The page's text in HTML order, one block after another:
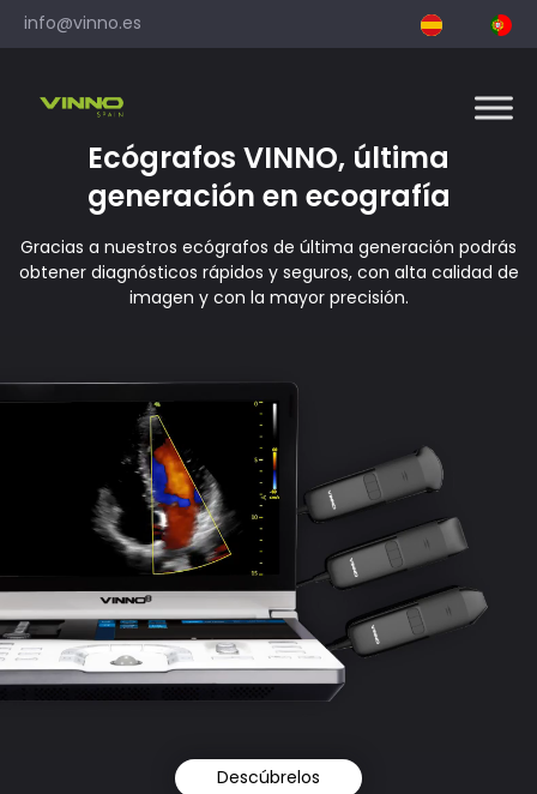
Skipinfo@vinno.es
Ecógrafos VINNO, última
generación en ecografía
Gracias a nuestros ecógrafos de última generación podrás
obtener diagnósticos rápidos y seguros, con alta calidad de
imagen y con la mayor precisión.
Descúbrelos